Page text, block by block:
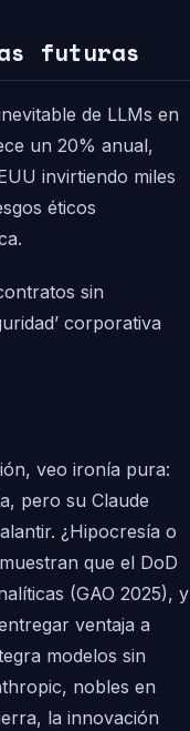
futuras
de LLMs en
un 20% anual,
invirtiendo miles
éticos
sin
corporativa
veo ironía pura:
pero su Claude
¿Hipocresía o
que el DoD
(GAO 2025), y
ventaja a
modelos sin
nobles en
la innovación